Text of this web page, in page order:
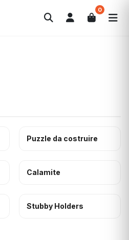
0
Puzzle da costruire
Calamite
Stubby Holders